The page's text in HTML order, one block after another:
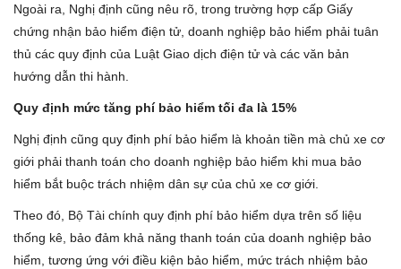
Ngoài ra, Nghị định cũng nêu rõ, trong trường hợp cấp Giấy
chứng nhận bảo hiểm điện tử, doanh nghiệp bảo hiểm phải tuân
thủ các quy định của Luật Giao dịch điện tử và các văn bản
hướng dẫn thi hành.
Quy định mức tăng phí bảo hiểm tối đa là 15%
Nghị định cũng quy định phí bảo hiểm là khoản tiền mà chủ xe cơ
giới phải thanh toán cho doanh nghiệp bảo hiểm khi mua bảo
hiểm bắt buộc trách nhiệm dân sự của chủ xe cơ giới.
Theo đó, Bộ Tài chính quy định phí bảo hiểm dựa trên số liệu
thống kê, bảo đảm khả năng thanh toán của doanh nghiệp bảo
hiểm, tương ứng với điều kiện bảo hiểm, mức trách nhiệm bảo